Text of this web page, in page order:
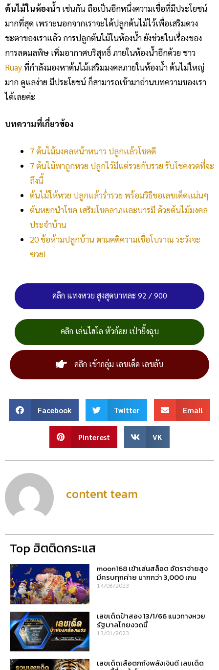
ต้นไม้ในห้องน้ำ เช่นกัน ถือเป็นอีกหนึ่งความเชื่อที่มีประโยชน์
มากที่สุด เพราะนอกจากเราจะได้ปลูกต้นไม้ไว้เพื่อเสริมดวง
ชะตาของเราแล้ว การปลูกต้นไม้ในห้องน้ำ ยังช่วยในเรื่องของ
การลดมลพิษ เพิ่มอากาศบริสุทธิ์ ภายในห้องน้ำอีกด้วย ชาว
Ruayที่กำลังมองหาต้นไม้เสริมมงคลภายในห้องน้ำ ต้นไม่ใหญ่
มาก ดูแลง่าย มีประโยชน์ ก็สามารถเข้ามาอ่านบทความของเรา
ได้เลยค่ะ
บทความที่เกี่ยวข้อง
7 ต้นไม้มงคลหน้าหนาว ปลูกแล้วโชคดี
7 ต้นไม้พาถูกหวย ปลูกไว้มีแต่รวยกับรวย รับโชคงวดที่จะ
ถึงนี้
ต้นไม้ให้หวย ปลูกแล้วร่ำรวย พร้อมวิธีขอเลขเด็ดแม่นๆ
ต้นหยกนำโชค เสริมโชคลาภและบารมี ด้วยต้นไม้มงคล
ประจำบ้าน
20 ข้อห้ามปลูกบ้าน ตามคติความเชื่อโบราณ ระวังจะ
ซวย!
คลิก แทงหวย สูงสุดบาทละ 92 / 900
คลิก เล่นไฮโล หัวก้อย เป่ายิ้งฉุบ
คลิก เข้ากลุ่ม เลขเด็ด เลขลับ
Facebook Twitter Email
Pinterest VK
content team
Top ฮิตติดกระแส
moon168 เข้าเล่นสล็อต อัตราจ่ายสูง
มีครบทุกค่าย มากกว่า 3,000 เกม
14/06/2023
เลขเด็ดป๋าสอง 13/1/66 แนวทางหวย
รัฐบาลไทยงวดนี้
13/01/2023
เลขเด็ดเสือตกถังพลังเงินดี เลขเด็ด